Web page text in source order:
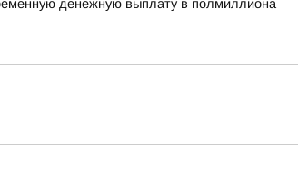
денежную выплату в полмиллиона